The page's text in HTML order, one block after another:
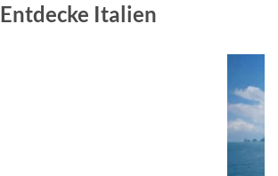
Entdecke Italien